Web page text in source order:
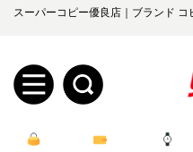
スーパーコピー優良店｜ブランド